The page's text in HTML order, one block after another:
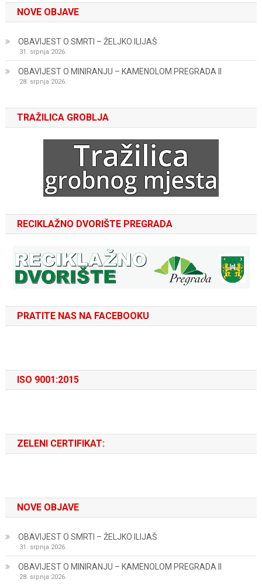
NOVE OBJAVE
OBAVIJEST O SMRTI – ŽELJKO ILIJAŠ
31. srpnja 2026.
OBAVIJEST O MINIRANJU – KAMENOLOM PREGRADA II
28. srpnja 2026.
TRAŽILICA GROBLJA
RECIKLAŽNO DVORIŠTE PREGRADA
PRATITE NAS NA FACEBOOKU
ISO 9001:2015
ZELENI CERTIFIKAT:
NOVE OBJAVE
OBAVIJEST O SMRTI – ŽELJKO ILIJAŠ
31. srpnja 2026.
OBAVIJEST O MINIRANJU – KAMENOLOM PREGRADA II
28. srpnja 2026.